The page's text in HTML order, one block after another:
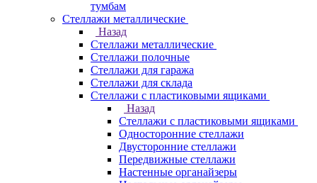
тумбам
Стеллажи металлические
Назад
Стеллажи металлические
Стеллажи полочные
Стеллажи для гаража
Стеллажи для склада
Стеллажи с пластиковыми ящиками
Назад
Стеллажи с пластиковыми ящиками
Односторонние стеллажи
Двусторонние стеллажи
Передвижные стеллажи
Настенные органайзеры